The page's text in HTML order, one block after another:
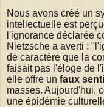
Nous avons créé un
intellectuelle est
l'ignorance déclarée
Nietzsche a averti :
de caractère que la
faisait pas l'éloge de
elle offre un faux
masses. Aujourd'hui,
une épidémie